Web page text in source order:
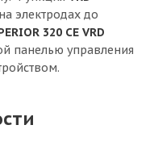
электродах до
320 CE VRD
панелью управления